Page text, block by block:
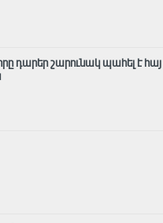
դարեր շարունակ պահել է